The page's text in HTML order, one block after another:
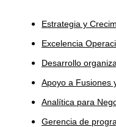
Estrategia y
Excelencia
Desarrollo
Apoyo a Fusiones
Analítica para
Gerencia de